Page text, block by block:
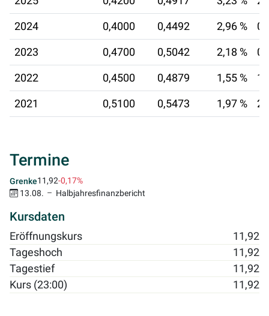
2024 0,4000 0,4492 2,96 %
2023 0,4700 0,5042 2,18 %
2022 0,4500 0,4879 1,55 %
2021 0,5100 0,5473 1,97 %
Termine
Grenke11,92-0,17%
13.08.
Halbjahresfinanzbericht
Kursdaten
Eröffnungskurs
11,92
Tageshoch
11,92
Tagestief
11,92
Kurs (23:00)
11,92